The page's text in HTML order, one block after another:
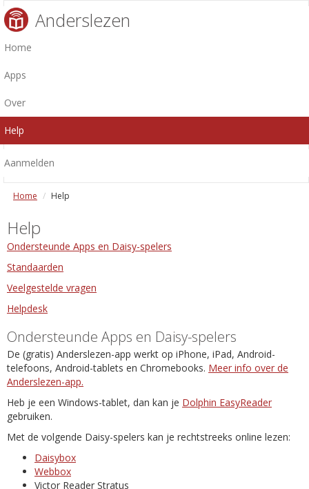
Anderslezen
Home
Apps
Over
Help
Aanmelden
Home Help
Help
Ondersteunde Apps en Daisy-spelers
Standaarden
Veelgestelde vragen
Helpdesk
Ondersteunde Apps en Daisy-spelers
De (gratis) Anderslezen-app werkt op iPhone, iPad, Android-
telefoons, Android-tablets en Chromebooks. Meer info over de
Anderslezen-app.
Heb je een Windows-tablet, dan kan je Dolphin EasyReader
gebruiken.
Met de volgende Daisy-spelers kan je rechtstreeks online lezen:
Daisybox
Webbox
Victor Reader Stratus